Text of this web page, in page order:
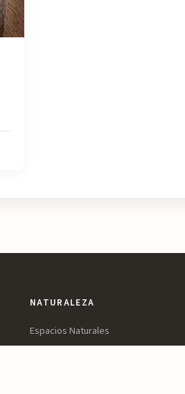
NATURALEZA
Espacios Naturales